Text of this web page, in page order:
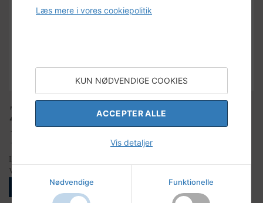
Læs mere i vores cookiepolitik
KUN NØDVENDIGE COOKIES
ACCEPTER ALLE
Vis detaljer
Nødvendige Funktionelle
Zootopia Light Up Figurine,
11,5 cm Q4
Varenr:
LOGIN FOR AT SE PRISER